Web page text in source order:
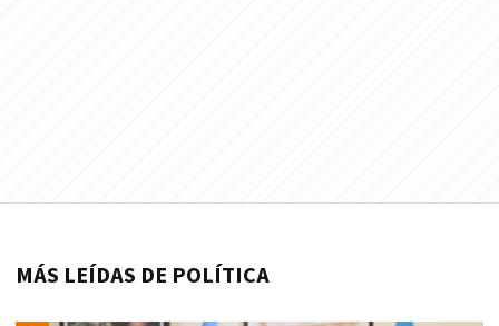
MÁS LEÍDAS DE POLÍTICA